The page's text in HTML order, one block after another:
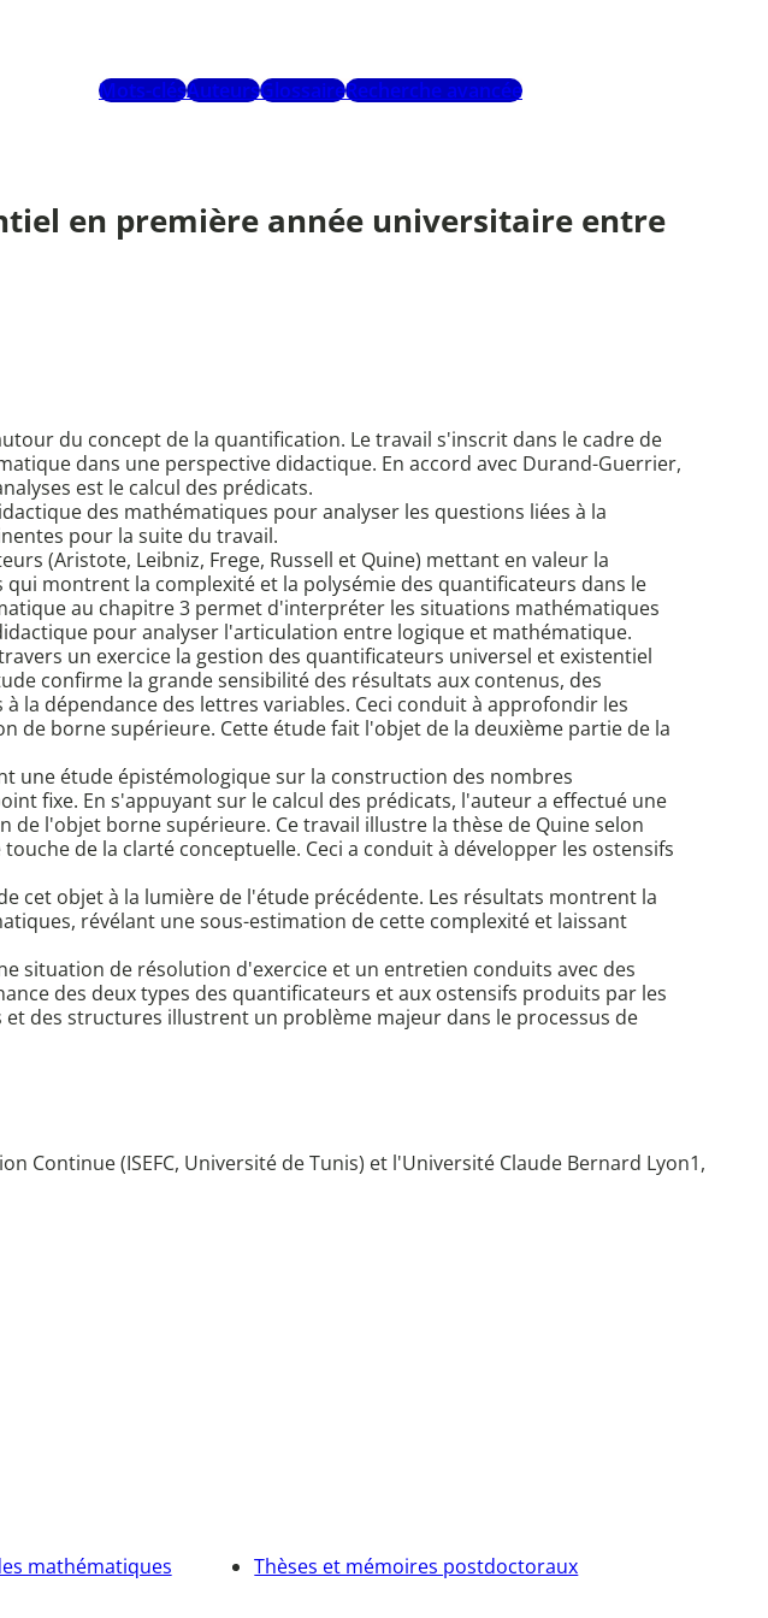
Mots-clésAuteursGlossaireRecherche avancée
en première année universitaire entre
du concept de la quantification. Le travail s'inscrit dans le cadre de
dans une perspective didactique. En accord avec Durand-Guerrier,
est le calcul des prédicats.
des mathématiques pour analyser les questions liées à la
pour la suite du travail.
(Aristote, Leibniz, Frege, Russell et Quine) mettant en valeur la
montrent la complexité et la polysémie des quantificateurs dans le
au chapitre 3 permet d'interpréter les situations mathématiques
pour analyser l'articulation entre logique et mathématique.
un exercice la gestion des quantificateurs universel et existentiel
confirme la grande sensibilité des résultats aux contenus, des
dépendance des lettres variables. Ceci conduit à approfondir les
de borne supérieure. Cette étude fait l'objet de la deuxième partie de la
une étude épistémologique sur la construction des nombres
fixe. En s'appuyant sur le calcul des prédicats, l'auteur a effectué une
l'objet borne supérieure. Ce travail illustre la thèse de Quine selon
de la clarté conceptuelle. Ceci a conduit à développer les ostensifs
cet objet à la lumière de l'étude précédente. Les résultats montrent la
révélant une sous-estimation de cette complexité et laissant
situation de résolution d'exercice et un entretien conduits avec des
des deux types des quantificateurs et aux ostensifs produits par les
des structures illustrent un problème majeur dans le processus de
(ISEFC, Université de Tunis) et l'Université Claude Bernard Lyon1,
mathématiques Thèses et mémoires postdoctoraux